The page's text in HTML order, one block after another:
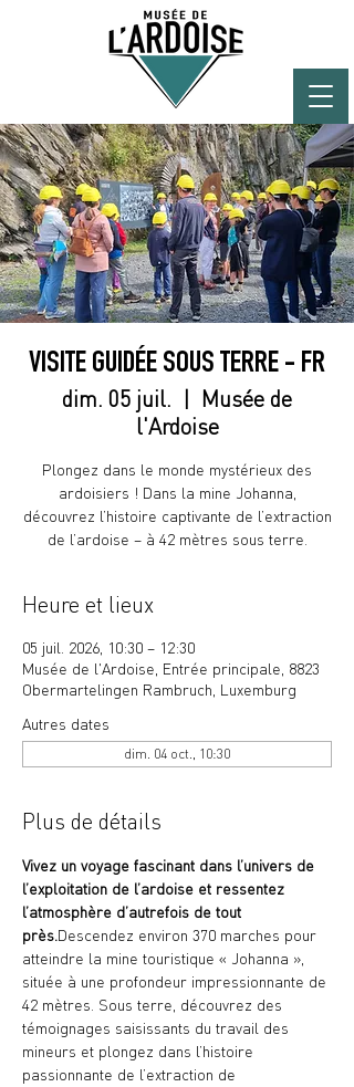
VISITE GUIDÉE SOUS TERRE - FR
dim. 05 juil.
  |
Musée de
l'Ardoise
Plongez dans le monde mystérieux des
ardoisiers ! Dans la mine Johanna,
découvrez l’histoire captivante de l’extraction
de l’ardoise – à 42 mètres sous terre.
Heure et lieux
05 juil. 2026, 10:30 – 12:30
Musée de l'Ardoise, Entrée principale, 8823
Obermartelingen Rambruch, Luxemburg
Autres dates
dim. 04 oct., 10:30
Plus de détails
Vivez un voyage fascinant dans l’univers de
l’exploitation de l’ardoise et ressentez
l’atmosphère d’autrefois de tout
près.Descendez environ 370 marches pour
atteindre la mine touristique « Johanna »,
située à une profondeur impressionnante de
42 mètres. Sous terre, découvrez des
témoignages saisissants du travail des
mineurs et plongez dans l’histoire
passionnante de l’extraction de